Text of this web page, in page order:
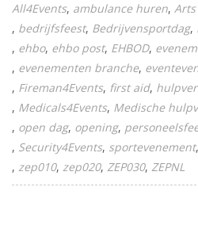
All4Events ambulance huren
bedrijfsfeest Bedrijvensportdag
ehbo ehbo post EHBOD
evenementen branche
Fireman4Events first aid
Medicals4Events Medische
open dag opening
Security4Events sportevenement
zep010 zep020 ZEP030 ZEPNL